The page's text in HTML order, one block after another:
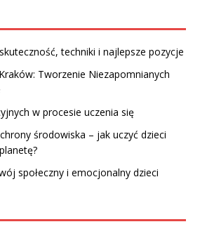
techniki i najlepsze pozycje
Tworzenie Niezapomnianych
w procesie uczenia się
środowiska – jak uczyć dzieci
społeczny i emocjonalny dzieci